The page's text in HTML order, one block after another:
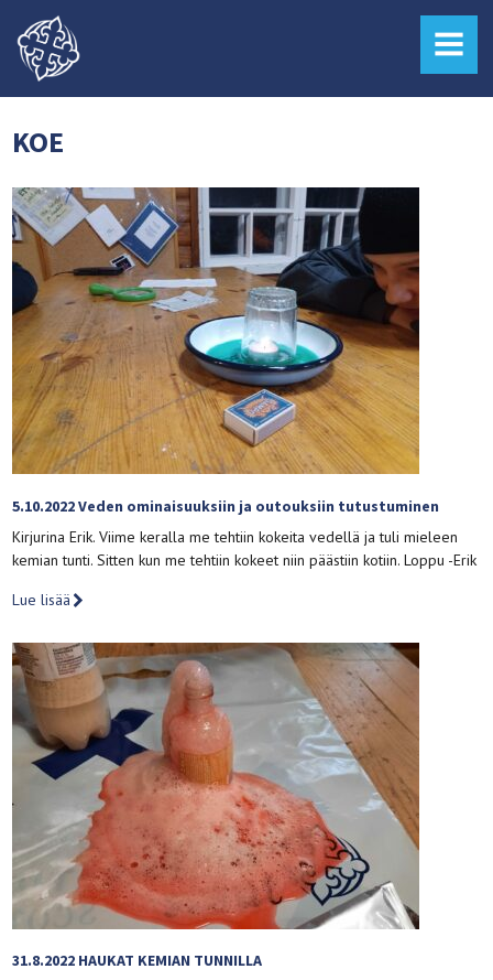
MENU
KOE
5.10.2022 Veden ominaisuuksiin ja outouksiin tutustuminen
Kirjurina Erik. Viime keralla me tehtiin kokeita vedellä ja tuli mieleen
kemian tunti. Sitten kun me tehtiin kokeet niin päästiin kotiin. Loppu -Erik
Lue lisää
31.8.2022 HAUKAT KEMIAN TUNNILLA